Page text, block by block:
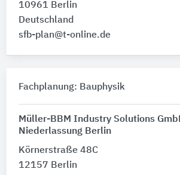
10961 Berlin
Deutschland
sfb-plan@t-online.de
Fachplanung: Bauphysik
Müller-BBM Industry Solutions
Niederlassung Berlin
Körnerstraße 48C
12157 Berlin